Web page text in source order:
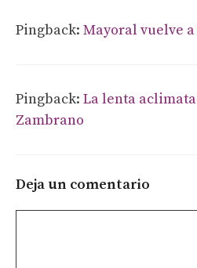
Pingback: Mayoral vuelve
Pingback: La lenta
Zambrano
Deja un comentario